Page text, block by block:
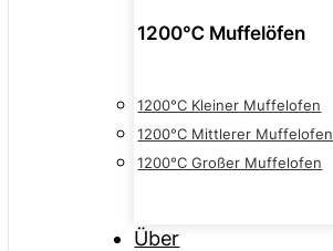
1200℃ Muffelöfen
1200°C Kleiner Muffelofen
1200°C Mittlerer Muffelofen
1200°C Großer Muffelofen
Über